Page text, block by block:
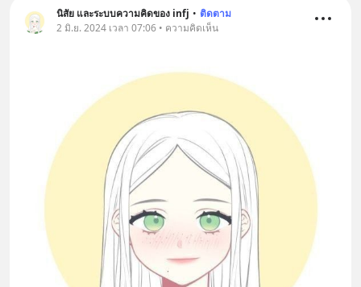
นิสัย และระบบความคิดของ infj • ติดตาม
2 มิ.ย. 2024 เวลา 07:06 • ความคิดเห็น